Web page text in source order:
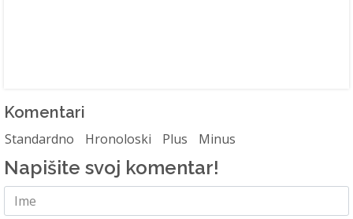
Komentari
Standardno Hronoloski Plus Minus
Napišite svoj komentar!